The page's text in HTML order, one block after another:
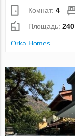
Комнат:4
Площадь:
Orka Homes